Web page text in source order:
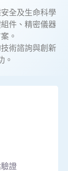
全及生命科學
件、精密儀器
。
術諮詢與創新
。
證